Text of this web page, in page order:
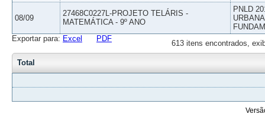
08/09
27468C0227L-PROJETO TELÁRIS -
MATEMÁTICA - 9º ANO
PNLD
613 itens encontrados,
Exportar para: Excel PDF
Total